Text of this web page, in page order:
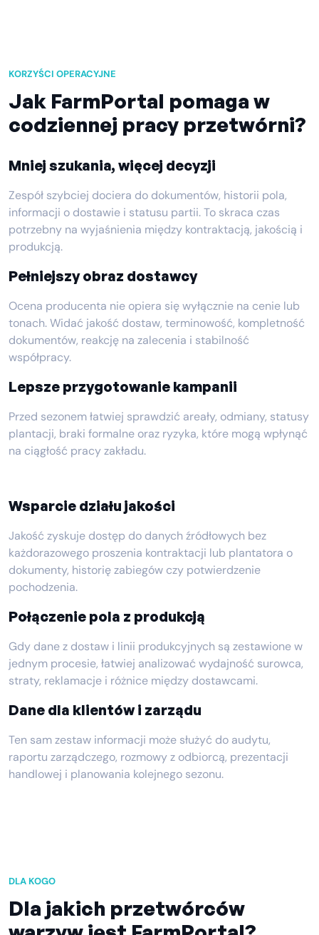
KORZYŚCI OPERACYJNE
Jak FarmPortal pomaga w
codziennej pracy przetwórni?
Mniej szukania, więcej decyzji
Zespół szybciej dociera do dokumentów, historii pola,
informacji o dostawie i statusu partii. To skraca czas
potrzebny na wyjaśnienia między kontraktacją, jakością i
produkcją.
Pełniejszy obraz dostawcy
Ocena producenta nie opiera się wyłącznie na cenie lub
tonach. Widać jakość dostaw, terminowość, kompletność
dokumentów, reakcję na zalecenia i stabilność
współpracy.
Lepsze przygotowanie kampanii
Przed sezonem łatwiej sprawdzić areały, odmiany, statusy
plantacji, braki formalne oraz ryzyka, które mogą wpłynąć
na ciągłość pracy zakładu.
Wsparcie działu jakości
Jakość zyskuje dostęp do danych źródłowych bez
każdorazowego proszenia kontraktacji lub plantatora o
dokumenty, historię zabiegów czy potwierdzenie
pochodzenia.
Połączenie pola z produkcją
Gdy dane z dostaw i linii produkcyjnych są zestawione w
jednym procesie, łatwiej analizować wydajność surowca,
straty, reklamacje i różnice między dostawcami.
Dane dla klientów i zarządu
Ten sam zestaw informacji może służyć do audytu,
raportu zarządczego, rozmowy z odbiorcą, prezentacji
handlowej i planowania kolejnego sezonu.
DLA KOGO
Dla jakich przetwórców